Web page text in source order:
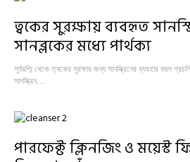
ত্বকের সুরক্ষায় ব্যবহৃত
সানব্লকের মধ্যে পার্থক্য
সূর্যরশ্মি থেকে ত্বকের সুরক্ষার জন্য সানস্ক্রিনের ব্যবহার বহুল
সানস্ক্রিন…
পারফেক্ট ক্লিনজিং ও ময়েস্ট